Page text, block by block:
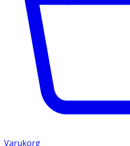
Varukorg